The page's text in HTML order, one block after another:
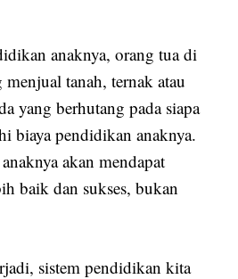
anaknya, orang tua di
tanah, ternak atau
yang berhutang pada siapa
biaya pendidikan anaknya.
akan mendapat
baik dan sukses, bukan
sistem pendidikan kita